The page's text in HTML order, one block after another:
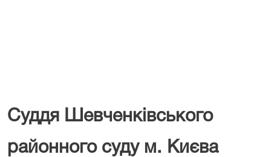
Суддя Шевченківського
районного